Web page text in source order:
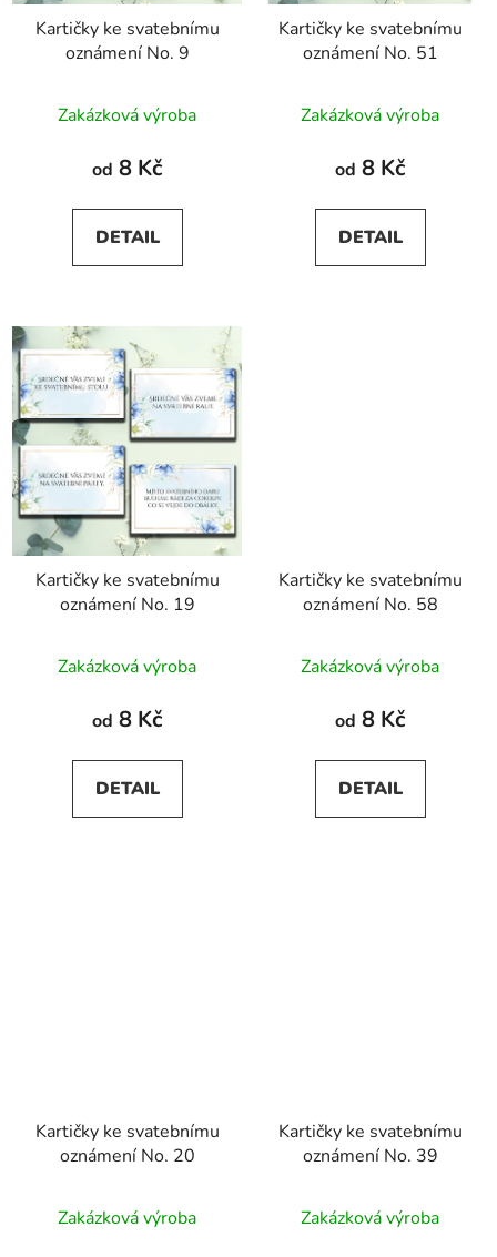
Kartičky ke svatebnímu
oznámení No. 9
Zakázková výroba
od 8 Kč
DETAIL
Kartičky ke svatebnímu
oznámení No. 51
hodnocení
produktu
5,0
z
Zakázková výroba
od 8 Kč
DETAIL
Kartičky ke svatebnímu
oznámení No. 19
Zakázková výroba
od 8 Kč
DETAIL
Kartičky ke svatebnímu
oznámení No. 58
hodnocení
produktu
5,0
z
Zakázková výroba
od 8 Kč
DETAIL
Kartičky ke svatebnímu
oznámení No. 20
Zakázková výroba
Kartičky ke svatebnímu
oznámení No. 39
Zakázková výroba